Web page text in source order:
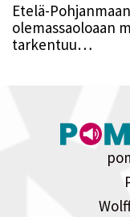
Etelä-
olemassaoloaan
tarkentuu…